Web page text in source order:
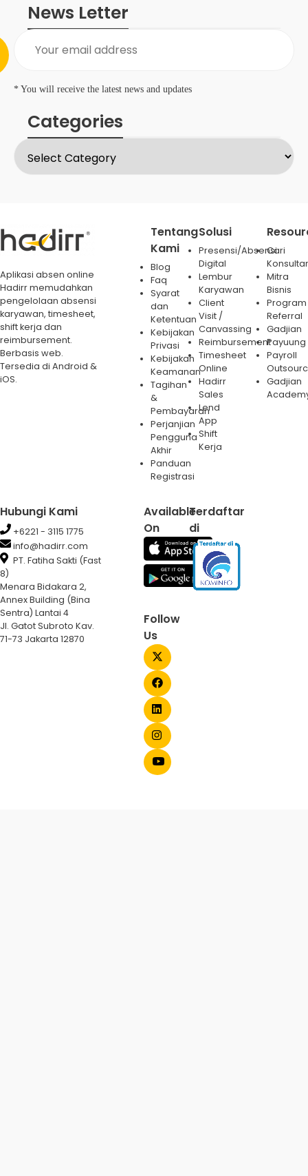
News Letter
* You will receive the latest news and updates
Categories
Aplikasi absen online
Hadirr memudahkan
pengelolaan absensi
karyawan, timesheet,
shift kerja dan
reimbursement.
Berbasis web.
Tersedia di Android &
iOS.
Tentang
Kami
Blog
Faq
Syarat
dan
Ketentuan
Kebijakan
Privasi
Kebijakan
Keamanan
Tagihan
&
Pembayaran
Perjanjian
Pengguna
Akhir
Panduan
Registrasi
Solusi
Presensi/Absensi
Digital
Lembur
Karyawan
Client
Visit /
Canvassing
Reimbursement
Timesheet
Online
Hadirr
Sales
Lend
App
Shift
Kerja
Cari
Mitra
Bisnis
Program
Referral
Gadjian
Payuung
Payroll
Gadjian
Hubungi Kami
+6221 - 3115 1775
info@hadirr.com
PT. Fatiha Sakti (Fast
8)
Menara Bidakara 2,
Annex Building (Bina
Sentra) Lantai 4
Jl. Gatot Subroto Kav.
71-73 Jakarta 12870
Available
On
Follow
Us
Terdaftar
di